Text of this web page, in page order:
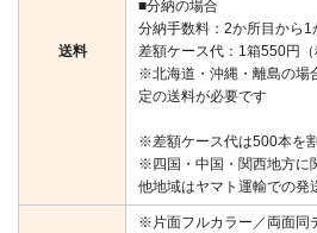
送料
■分納の場合
分納手数料：2か所目から1
差額ケース代：1箱550円（
※北海道・沖縄・離島の場
定の送料が必要です
※差額ケース代は500本を
※四国・中国・関西地方に
他地域はヤマト運輸での発
※片面フルカラー／両面同